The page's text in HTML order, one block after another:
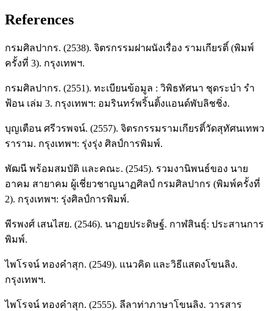
References
กรมศิลปากร. (2538). จิตรกรรมฝาผนังเรื่อง รามเกียรติ์ (พิมพ์
ครั้งที่ 3). กรุงเทพฯ.
กรมศิลปากร. (2551). ทะเบียนข้อมูล : วิพิธทัศนา ชุดระบำ รำ
ฟ้อน เล่ม 3. กรุงเทพฯ: อมรินทร์พริ้นติ้งแอนด์พับลิชชิ่ง.
บุญเตือน ศรีวรพจน์. (2557). จิตรกรรมรามเกียรติ์วัดสุทัศนเทพว
ราราม. กรุงเทพฯ: รุ่งรุ่ง ศิลป์การพิมพ์.
พัฒนี พร้อมสมบัติ และคณะ. (2545). รวมงานิพนธ์ของ นาย
อาคม สายาคม ผู้เชี่ยวชาญนาฏศิลป์ กรมศิลปากร (พิมพ์ครั้งที่
2). กรุงเทพฯ: รุ่งศิลป์การพิมพ์.
พีรพงศ์ เสนไสย. (2546). นาฏยประดิษฐ์. กาฬสินธุ์: ประสานการ
พิมพ์.
ไพโรจน์ ทองคำสุก. (2549). แนวคิด และวิธีแสดงโขนลิง.
กรุงเทพฯ.
ไพโรจน์ ทองคำสุก. (2555). ลีลาท่าภาษาโขนลิง. วารสาร